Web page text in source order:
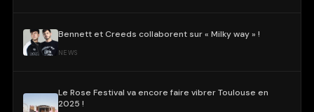
Bennett et Creeds collaborent sur « Milky way » !
NEWS
Le Rose Festival va encore faire vibrer Toulouse en
2025 !